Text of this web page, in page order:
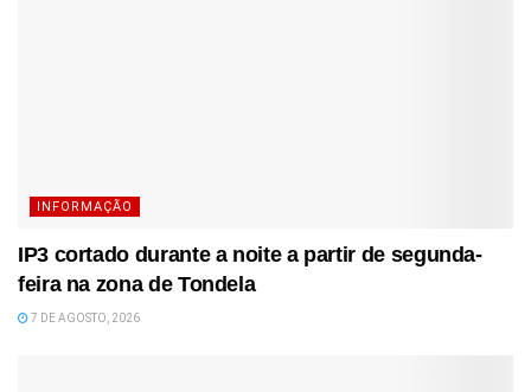
INFORMAÇÃO
IP3 cortado durante a noite a partir de segunda-
feira na zona de Tondela
7 DE AGOSTO, 2026